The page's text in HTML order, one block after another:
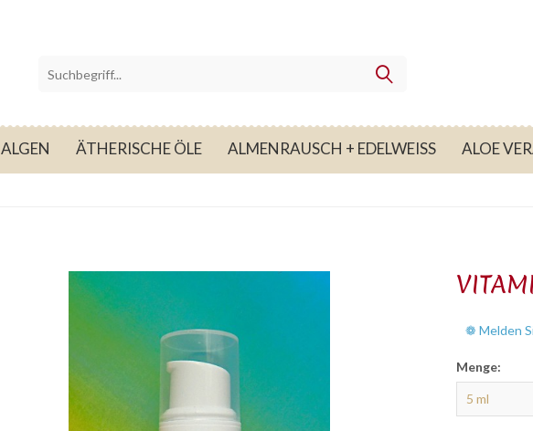
ALGEN ÄTHERISCHE ÖLE ALMENRAUSCH + EDELWEISS ALOE
❁ Melden
Menge: